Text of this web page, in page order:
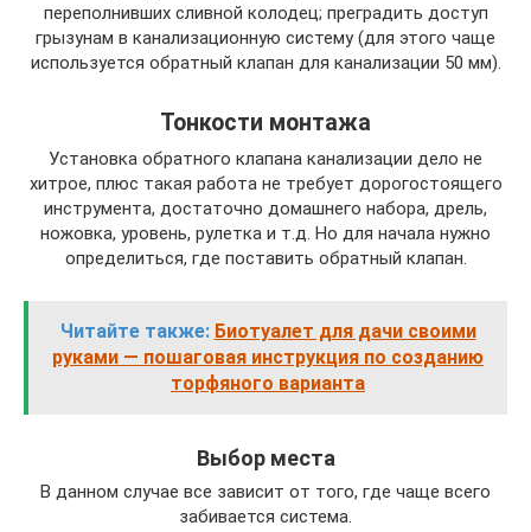
переполнивших сливной колодец; преградить доступ
грызунам в канализационную систему (для этого чаще
используется обратный клапан для канализации 50 мм).
Тонкости монтажа
Установка обратного клапана канализации дело не
хитрое, плюс такая работа не требует дорогостоящего
инструмента, достаточно домашнего набора, дрель,
ножовка, уровень, рулетка и т.д. Но для начала нужно
определиться, где поставить обратный клапан.
Читайте также: Биотуалет для дачи своими
руками — пошаговая инструкция по созданию
торфяного варианта
Выбор места
В данном случае все зависит от того, где чаще всего
забивается система.